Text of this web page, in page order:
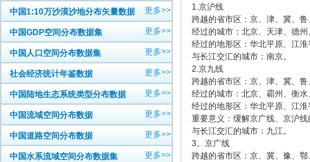
中国1:10万沙漠沙地分布矢量数据 更多>>
中国GDP空间分布数据集 更多>>
中国人口空间分布数据集 更多>>
社会经济统计年鉴数据 更多>>
中国陆地生态系统类型分布数据 更多>>
中国流域空间分布数据 更多>>
中国道路空间分布数据 更多>>
中国水系流域空间分布数据集 更多>>
1.京沪线
跨越的省市区：京、津、冀、
经过的城市：北京、天津、德
经过的地形区：华北平原、江
与长江交汇的城市：南京。
2.京九线
跨越的省市区：京、津、冀、
经过的城市：北京、霸州、衡
经过的地形区：华北平原、江
重要意义：缓解京广线、京沪
与长江交汇的城市：九江。
3。京广线
跨越的省市区：京、冀、豫、